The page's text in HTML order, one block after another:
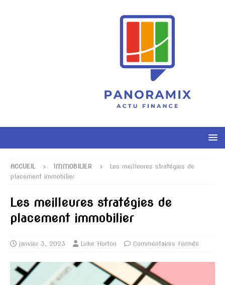
ACCUEIL IMMOBILIER
Les meilleures stratégies de
placement immobilier
Les meilleures stratégies de
placement immobilier
janvier 3, 2023 Luke Horton Commentaires fermés